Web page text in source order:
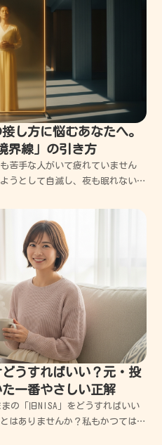
し方に悩むあなたへ。
界線」の引き方
苦手な人がいて疲れていません
うとして自滅し、夜も眠れないほ
事では、私が失敗から学んだ「嫌
丁寧にお伝えしますね。...
うすればいい？元・投
一番やさしい正解
の「旧NISA」をどうすればいい
はありませんか？私もかつては投